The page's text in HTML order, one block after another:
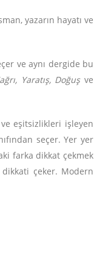
yazarın hayatı ve
ve aynı dergide bu
Yaratış, Doğuşve
eşitsizlikleri işleyen
seçer. Yer yer
farka dikkat çekmek
dikkati çeker. Modern